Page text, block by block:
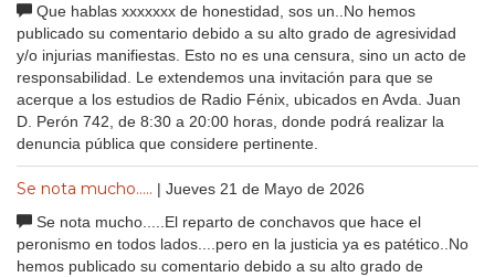
Que hablas xxxxxxx de honestidad, sos un..No hemos
publicado su comentario debido a su alto grado de agresividad
y/o injurias manifiestas. Esto no es una censura, sino un acto de
responsabilidad. Le extendemos una invitación para que se
acerque a los estudios de Radio Fénix, ubicados en Avda. Juan
D. Perón 742, de 8:30 a 20:00 horas, donde podrá realizar la
denuncia pública que considere pertinente.
Se nota mucho..... | Jueves 21 de Mayo de 2026
Se nota mucho.....El reparto de conchavos que hace el
peronismo en todos lados....pero en la justicia ya es patético..No
hemos publicado su comentario debido a su alto grado de